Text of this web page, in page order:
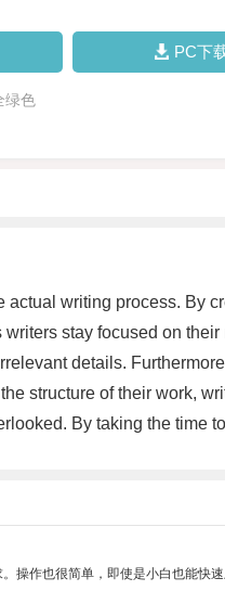
PC下
绿色
writing process. By
stay focused on
details.
structure of their work,
By taking the time
操作也很简单，即使是小白也能快速